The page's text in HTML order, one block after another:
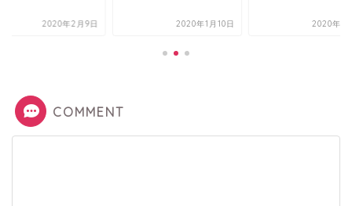
2020年2月9日 2020年1月10日 2020年4
COMMENT